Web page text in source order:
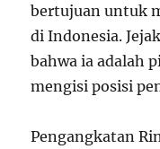
bertujuan untuk
di Indonesia.
bahwa ia adalah
mengisi posisi
Pengangkatan